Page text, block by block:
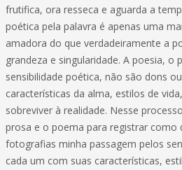
frutifica, ora resseca e aguarda a
poética pela palavra é apenas uma
amadora do que verdadeiramente a
grandeza e singularidade. A poesia, o
sensibilidade poética, não são dons
características da alma, estilos de
sobreviver à realidade. Nesse
prosa e o poema para registrar como
fotografias minha passagem pelos
cada um com suas características,